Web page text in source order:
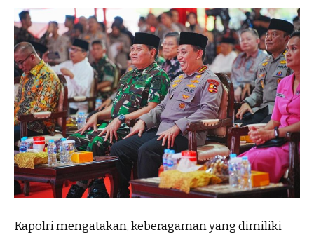
Kapolri mengatakan, keberagaman yang dimiliki